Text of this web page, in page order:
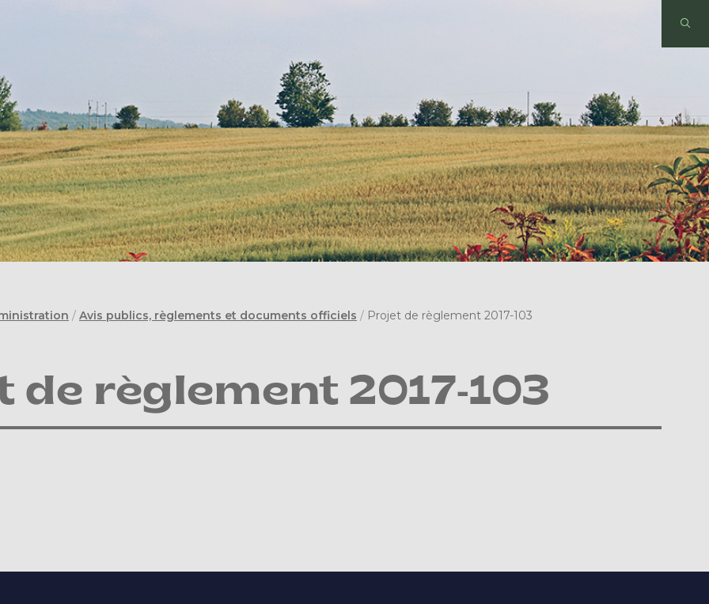
/ Avis publics, règlements et documents officiels / Projet de règlement 2017-103
de règlement 2017-103